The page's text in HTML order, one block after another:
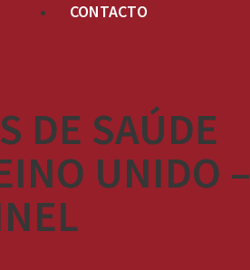
CONTACTO
DE SAÚDE
UNIDO –